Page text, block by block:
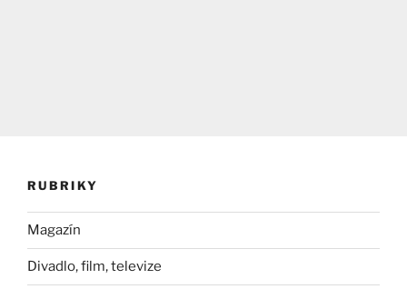
RUBRIKY
Magazín
Divadlo, film, televize